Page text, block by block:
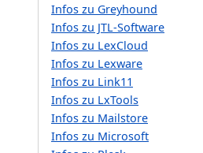
Infos zu Greyhound
Infos zu JTL-Software
Infos zu LexCloud
Infos zu Lexware
Infos zu Link11
Infos zu LxTools
Infos zu Mailstore
Infos zu Microsoft